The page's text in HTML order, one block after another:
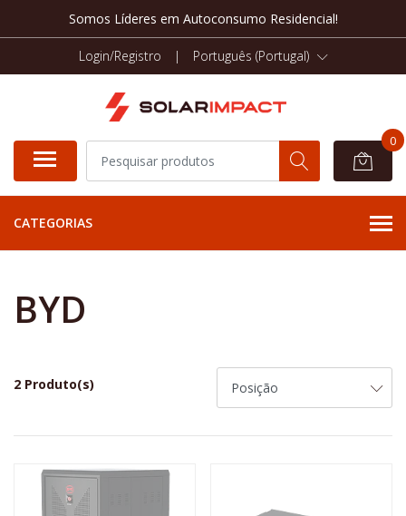
Somos Líderes em Autoconsumo Residencial!
Login/Registro | Português (Portugal)
0
CATEGORIAS
BYD
2 Produto(s)